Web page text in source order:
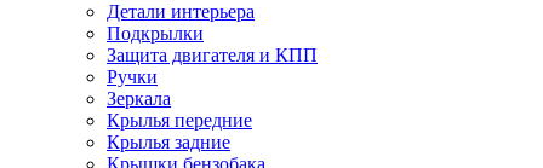
Детали интерьера
Подкрылки
Защита двигателя и КПП
Ручки
Зеркала
Крылья передние
Крылья задние
Крышки бензобака